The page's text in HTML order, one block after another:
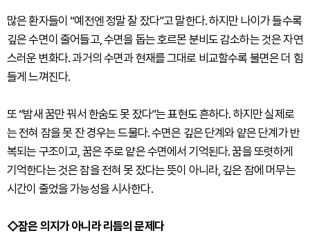
많은 환자들이 “예전엔 정말 잘 잤다”고 말한다. 하지만 나이가 들수록
깊은 수면이 줄어들고, 수면을 돕는 호르몬 분비도 감소하는 것은 자연
스러운 변화다. 과거의 수면과 현재를 그대로 비교할수록 불면은 더 힘
들게 느껴진다.
또 “밤새 꿈만 꿔서 한숨도 못 잤다”는 표현도 흔하다. 하지만 실제로
는 전혀 잠을 못 잔 경우는 드물다. 수면은 깊은 단계와 얕은 단계가 반
복되는 구조이고, 꿈은 주로 얕은 수면에서 기억된다. 꿈을 또렷하게
기억한다는 것은 잠을 전혀 못 잤다는 뜻이 아니라, 깊은 잠에 머무는
시간이 줄었을 가능성을 시사한다.
◇잠은 의지가 아니라 리듬의 문제다